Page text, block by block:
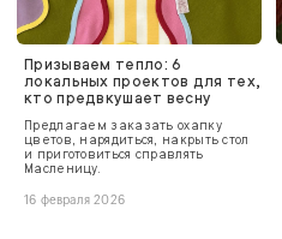
Призываем тепло: 6
локальных проектов для тех,
кто предвкушает весну
Предлагаем заказать охапку
цветов, нарядиться, накрыть стол
и приготовиться справлять
Масленицу.
16 февраля 2026